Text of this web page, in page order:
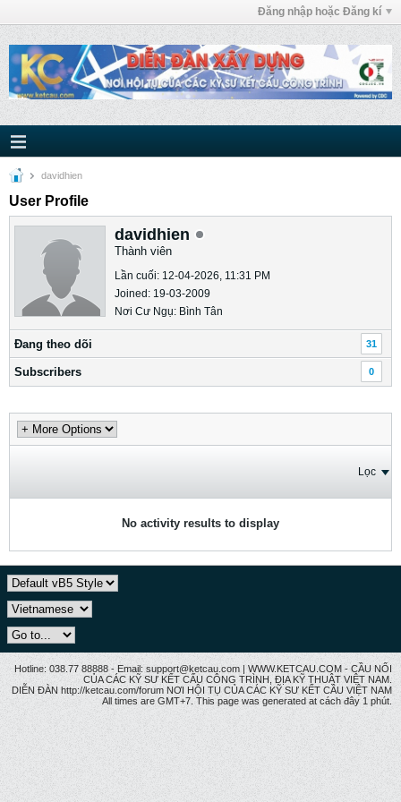
Đăng nhập hoặc Đăng kí
davidhien
User Profile
davidhien
Thành viên
Lần cuối: 12-04-2026, 11:31 PM
Joined: 19-03-2009
Nơi Cư Ngụ: Bình Tân
Ðang theo dõi 31
Subscribers 0
Lọc
No activity results to display
Hotline: 038.77 88888 - Email: support@ketcau.com | WWW.KETCAU.COM - CẦU NỐI
CỦA CÁC KỸ SƯ KẾT CẤU CÔNG TRÌNH, ĐỊA KỸ THUẬT VIỆT NAM.
DIỄN ĐÀN http://ketcau.com/forum NƠI HỘI TỤ CỦA CÁC KỸ SƯ KẾT CÂU VIỆT NAM
All times are GMT+7. This page was generated at cách đây 1 phút.